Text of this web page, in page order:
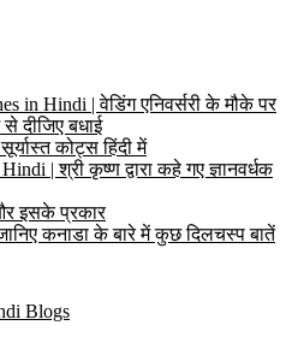
in Hindi | वेडिंग एनिवर्सरी के मौके पर
दीजिए बधाई
कोट्स हिंदी में
| श्री कृष्ण द्वारा कहे गए ज्ञानवर्धक
इसके प्रकार
कनाडा के बारे में कुछ दिलचस्प बातें